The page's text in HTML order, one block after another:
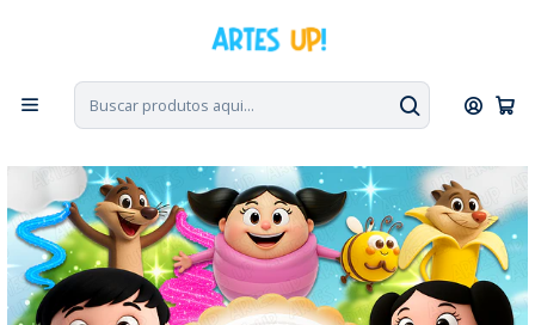
Escolha seu idioma. Change the language. Cambia el
Início Kit Digital Kit Digital PNG Show da Luna 3D